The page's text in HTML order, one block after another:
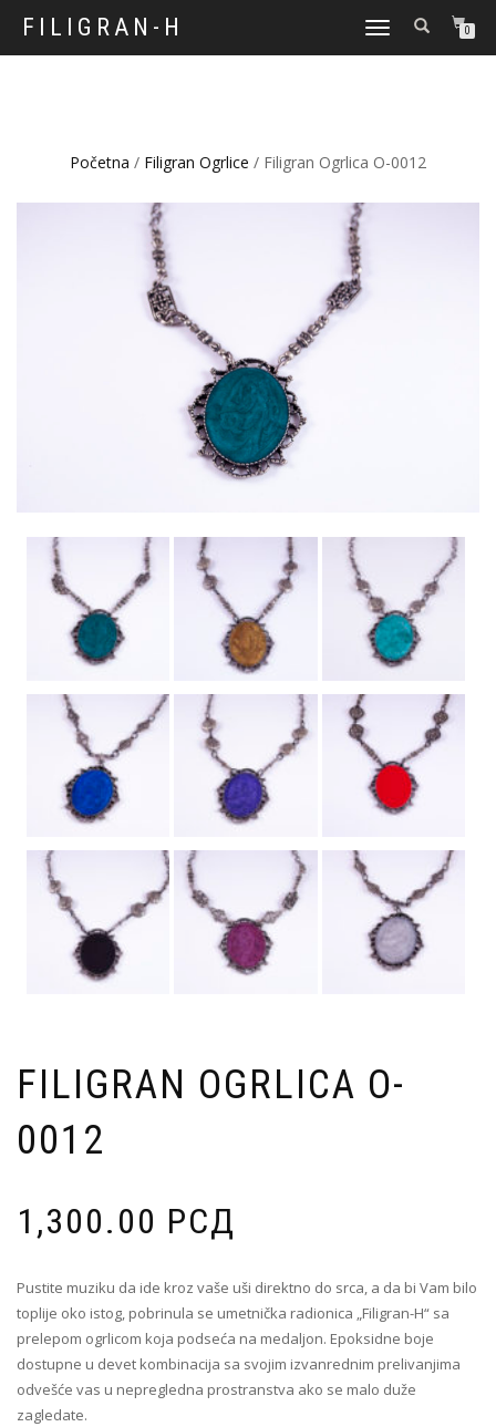
FILIGRAN-H
TOGGLE
0
Početna / Filigran Ogrlice / Filigran Ogrlica O-0012
FILIGRAN OGRLICA O-
0012
1,300.00 РСД
Pustite muziku da ide kroz vaše uši direktno do srca, a da bi Vam bilo
toplije oko istog, pobrinula se umetnička radionica „Filigran-H“ sa
prelepom ogrlicom koja podseća na medaljon. Epoksidne boje
dostupne u devet kombinacija sa svojim izvanrednim prelivanjima
odvešće vas u nepregledna prostranstva ako se malo duže
zagledate.